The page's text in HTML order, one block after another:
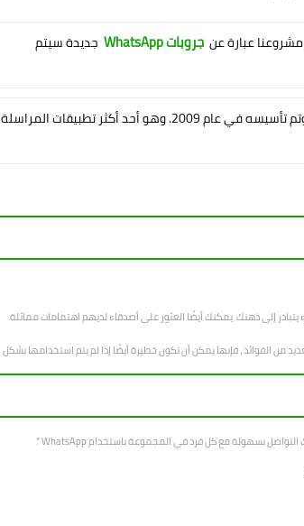
مشروعنا عبارة عن جروبات WhatsApp
جديدة سيتم
وتم تأسيسه في عام 2009. وهو أحد أكثر تطبيقات المراسلة